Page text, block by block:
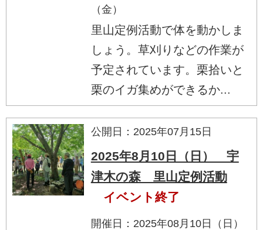
（金）
里山定例活動で体を動かしま
しょう。草刈りなどの作業が
予定されています。栗拾いと
栗のイガ集めができるか...
公開日：2025年07月15日
2025年8月10日（日） 宇
津木の森 里山定例活動
イベント終了
開催日：2025年08月10日（日）